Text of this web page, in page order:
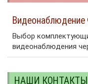
Видеонаблюдение
Выбор
видеонаблюдения
НАШИ КОНТАКТЫ